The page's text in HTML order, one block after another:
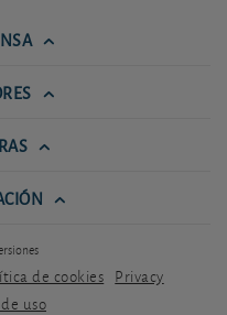
de cookies Privacy
uso